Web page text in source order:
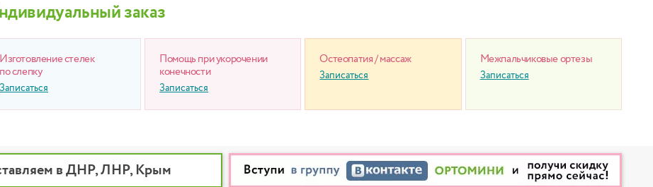
заказ
Изготовление стелек
по слепку
Записаться
Помощь при укорочении
конечности
Записаться
Остеопатия / массаж
Записаться
Межпальчиковые ортезы
Записаться
в ДНР, ЛНР, Крым